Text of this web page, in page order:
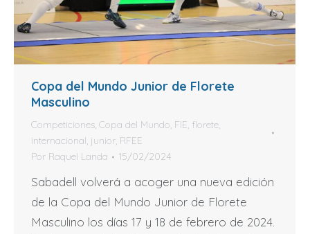
Copa del Mundo Junior de Florete
Masculino
Competiciones, Copa del Mundo, FIE, florete,
internacional, junior, RFEE
Por Raquel Landa 15/02/2024
Sabadell volverá a acoger una nueva edición
de la Copa del Mundo Junior de Florete
Masculino los días 17 y 18 de febrero de 2024.